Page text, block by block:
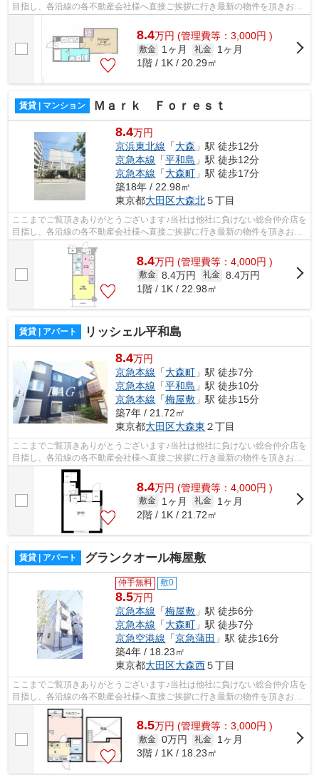
目指し、各沿線の各不動産会社様へ直接ご挨拶に行き最新の物件を頂きお客
様へ提供しております！最新の情報は...
8.4万円 (管理費等：3,000円 )
敷金 1ヶ月 礼金
1ヶ月
1階 / 1K / 20.29㎡
賃貸 | マンション Ｍａｒｋ Ｆｏｒｅｓｔ
8.4万円
京浜東北線 「大森 」駅 徒歩12分
京急本線 「平和島 」駅 徒歩12分
京急本線 「大森町 」駅 徒歩17分
築18年 / 22.98㎡
東京都大田区大森北５丁目
ここまでご覧頂きありがとうございます♪当社は他社に負けない総合仲介店を
目指し、各沿線の各不動産会社様へ直接ご挨拶に行き最新の物件を頂きお客
様へ提供しております！最新の情報は...
8.4万円 (管理費等：4,000円 )
敷金 8.4万円 礼金 8.4万円
1階 / 1K / 22.98㎡
賃貸 | アパート リッシェル平和島
8.4万円
京急本線 「大森町 」駅 徒歩7分
京急本線 「平和島 」駅 徒歩10分
京急本線 「梅屋敷 」駅 徒歩15分
築7年 / 21.72㎡
東京都大田区大森東 ２丁目
ここまでご覧頂きありがとうございます♪当社は他社に負けない総合仲介店を
目指し、各沿線の各不動産会社様へ直接ご挨拶に行き最新の物件を頂きお客
様へ提供しております！最新の情報は...
8.4万円 (管理費等：4,000円 )
敷金 1ヶ月 礼金
1ヶ月
2階 / 1K / 21.72㎡
賃貸 | アパート グランクオール梅屋敷
仲手無料 敷0
8.5万円
京急本線 「梅屋敷 」駅 徒歩6分
京急本線 「大森町 」駅 徒歩7分
京急空港線 「京急蒲田 」駅 徒歩16分
築4年 / 18.23㎡
東京都大田区大森西５丁目
ここまでご覧頂きありがとうございます♪当社は他社に負けない総合仲介店を
目指し、各沿線の各不動産会社様へ直接ご挨拶に行き最新の物件を頂きお客
様へ提供しております！最新の情報は...
8.5万円 (管理費等：3,000円 )
敷金 0万円 礼金
1ヶ月
3階 / 1K / 18.23㎡